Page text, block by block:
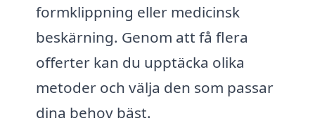
formklippning eller medicinsk
beskärning. Genom att få flera
offerter kan du upptäcka olika
metoder och välja den som passar
dina behov bäst.